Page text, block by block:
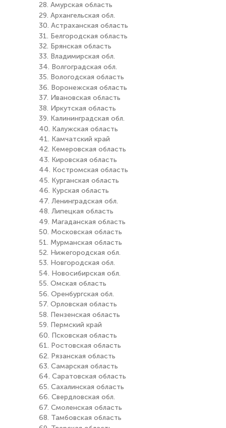
28. Амурская область
29. Архангельская обл.
30. Астраханская область
31. Белгородская область
32. Брянская область
33. Владимирская обл.
34. Волгоградская обл.
35. Вологодская область
36. Воронежская область
37. Ивановская область
38. Иркутская область
39. Калининградская обл.
40. Калужская область
41. Камчатский край
42. Кемеровская область
43. Кировская область
44. Костромская область
45. Курганская область
46. Курская область
47. Ленинградская обл.
48. Липецкая область
49. Магаданская область
50. Московская область
51. Мурманская область
52. Нижегородская обл.
53. Новгородская обл.
54. Новосибирская обл.
55. Омская область
56. Оренбургская обл.
57. Орловская область
58. Пензенская область
59. Пермский край
60. Псковская область
61. Ростовская область
62. Рязанская область
63. Самарская область
64. Саратовская область
65. Сахалинская область
66. Свердловская обл.
67. Смоленская область
68. Тамбовская область